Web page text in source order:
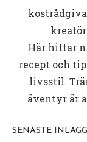
Här hittar
recept och
livsstil.
äventyr är
SENASTE